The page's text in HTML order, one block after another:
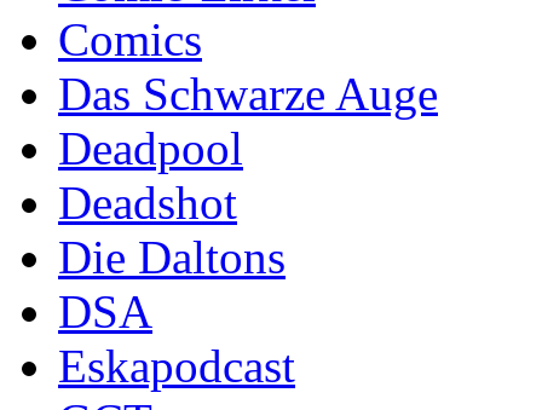
Comics
Das Schwarze Auge
Deadpool
Deadshot
Die Daltons
DSA
Eskapodcast